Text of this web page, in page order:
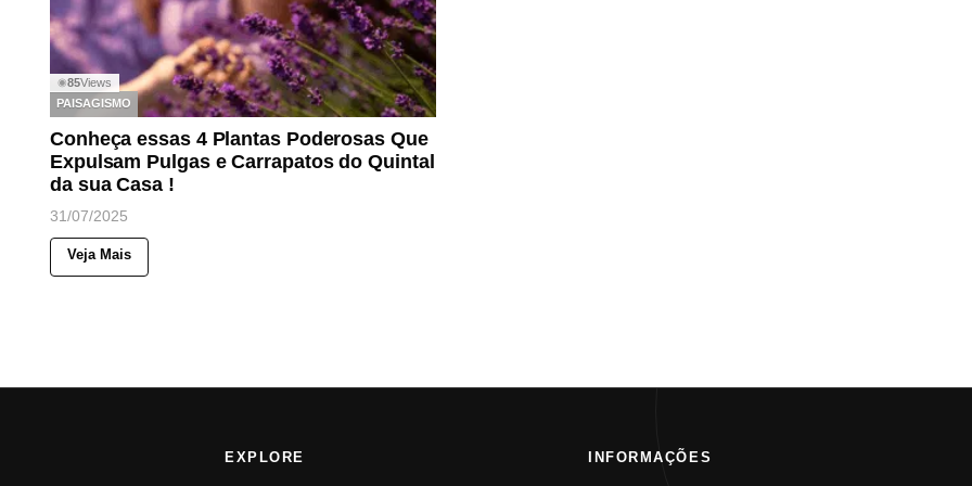
◉85Views
PAISAGISMO
Conheça essas 4 Plantas Poderosas Que
Expulsam Pulgas e Carrapatos do Quintal
da sua Casa !
31/07/2025
Veja Mais
EXPLORE INFORMAÇÕES